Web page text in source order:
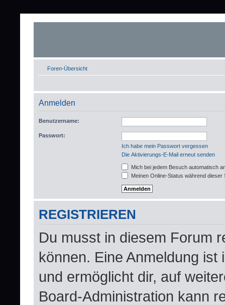
Foren-Übersicht
Anmelden
Benutzername:
Passwort:
Ich habe mein Passwort vergessen
Die Aktivierungs-E-Mail erneut senden
Mich bei jedem Besuch automatisch
Meinen Online-Status während dieser
REGISTRIEREN
Du musst in diesem Forum
können. Eine Anmeldung
und ermöglicht dir, auf
Board-Administration kann